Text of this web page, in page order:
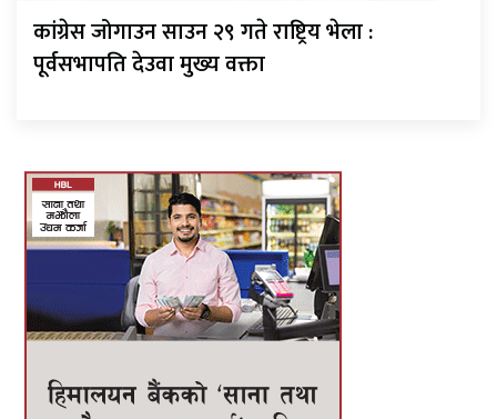
कांग्रेस जोगाउन साउन २९ गते राष्ट्रिय भेला :
पूर्वसभापति देउवा मुख्य वक्ता